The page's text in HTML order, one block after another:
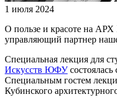
1 июля 2024
О пользе и красоте на АРХ
управляющий партнер
Специальная лекция для
Искусств ЮФУсостоялась
Специальным гостем
Кубинского